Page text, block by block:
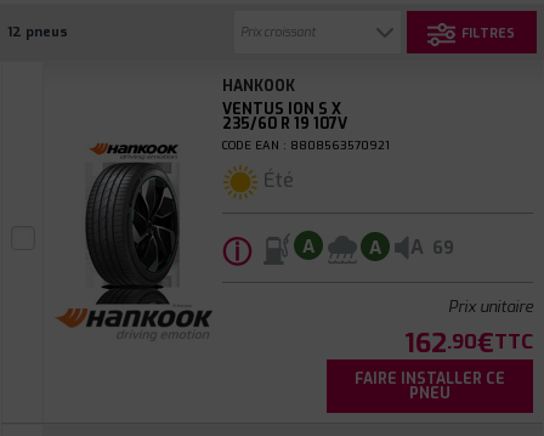
12 pneus FILTRES
HANKOOK
VENTUS ION S X
235/60 R 19 107V
CODE EAN : 8808563570921
Été
ⓘ A A A 69
Prix unitaire
162.90€TTC
FAIRE INSTALLER CE
PNEU